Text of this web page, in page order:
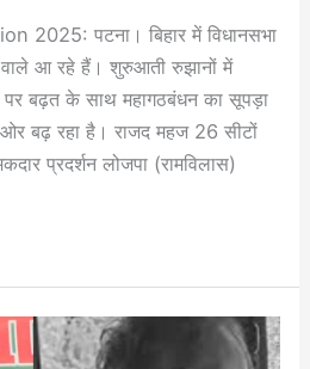
2025: पटना। बिहार में विधानसभा
आ रहे हैं। शुरुआती रुझानों में
बढ़त के साथ महागठबंधन का सूपड़ा
बढ़ रहा है। राजद महज 26 सीटों
प्रदर्शन लोजपा (रामविलास)